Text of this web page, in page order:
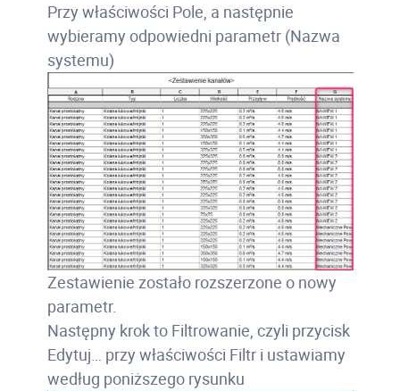
Przy właściwości Pole, a następnie
wybieramy odpowiedni parametr (Nazwa
systemu)
Zestawienie zostało rozszerzone o nowy
parametr.
Następny krok to Filtrowanie, czyli przycisk
Edytuj… przy właściwości Filtr i ustawiamy
według poniższego rysunku